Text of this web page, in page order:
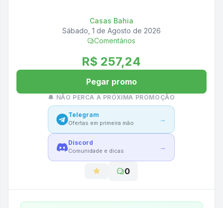
Casas Bahia
Sábado, 1 de Agosto de 2026
Comentários
R$ 257,24
Pegar promo
🔔 NÃO PERCA A PRÓXIMA PROMOÇÃO
Telegram
Ofertas em primeira mão →
Discord
Comunidade e dicas →
0